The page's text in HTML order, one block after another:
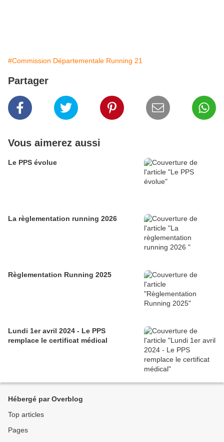
#Commission Départementale Running 21
Partager
Vous aimerez aussi
Le PPS évolue
La règlementation running 2026
Règlementation Running 2025
Lundi 1er avril 2024 - Le PPS
remplace le certificat médical
Hébergé par Overblog
Top articles
Pages